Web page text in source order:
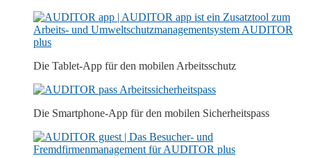
Die Tablet-App für den mobilen Arbeitsschutz
Die Smartphone-App für den mobilen Sicherheitspass